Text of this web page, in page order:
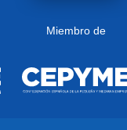
Miembro de